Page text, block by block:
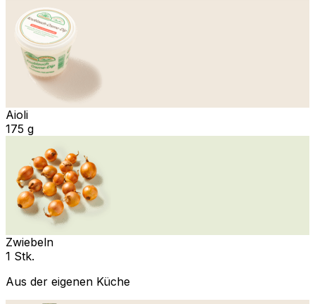
Aioli
175 g
Zwiebeln
1 Stk.
Aus der eigenen Küche